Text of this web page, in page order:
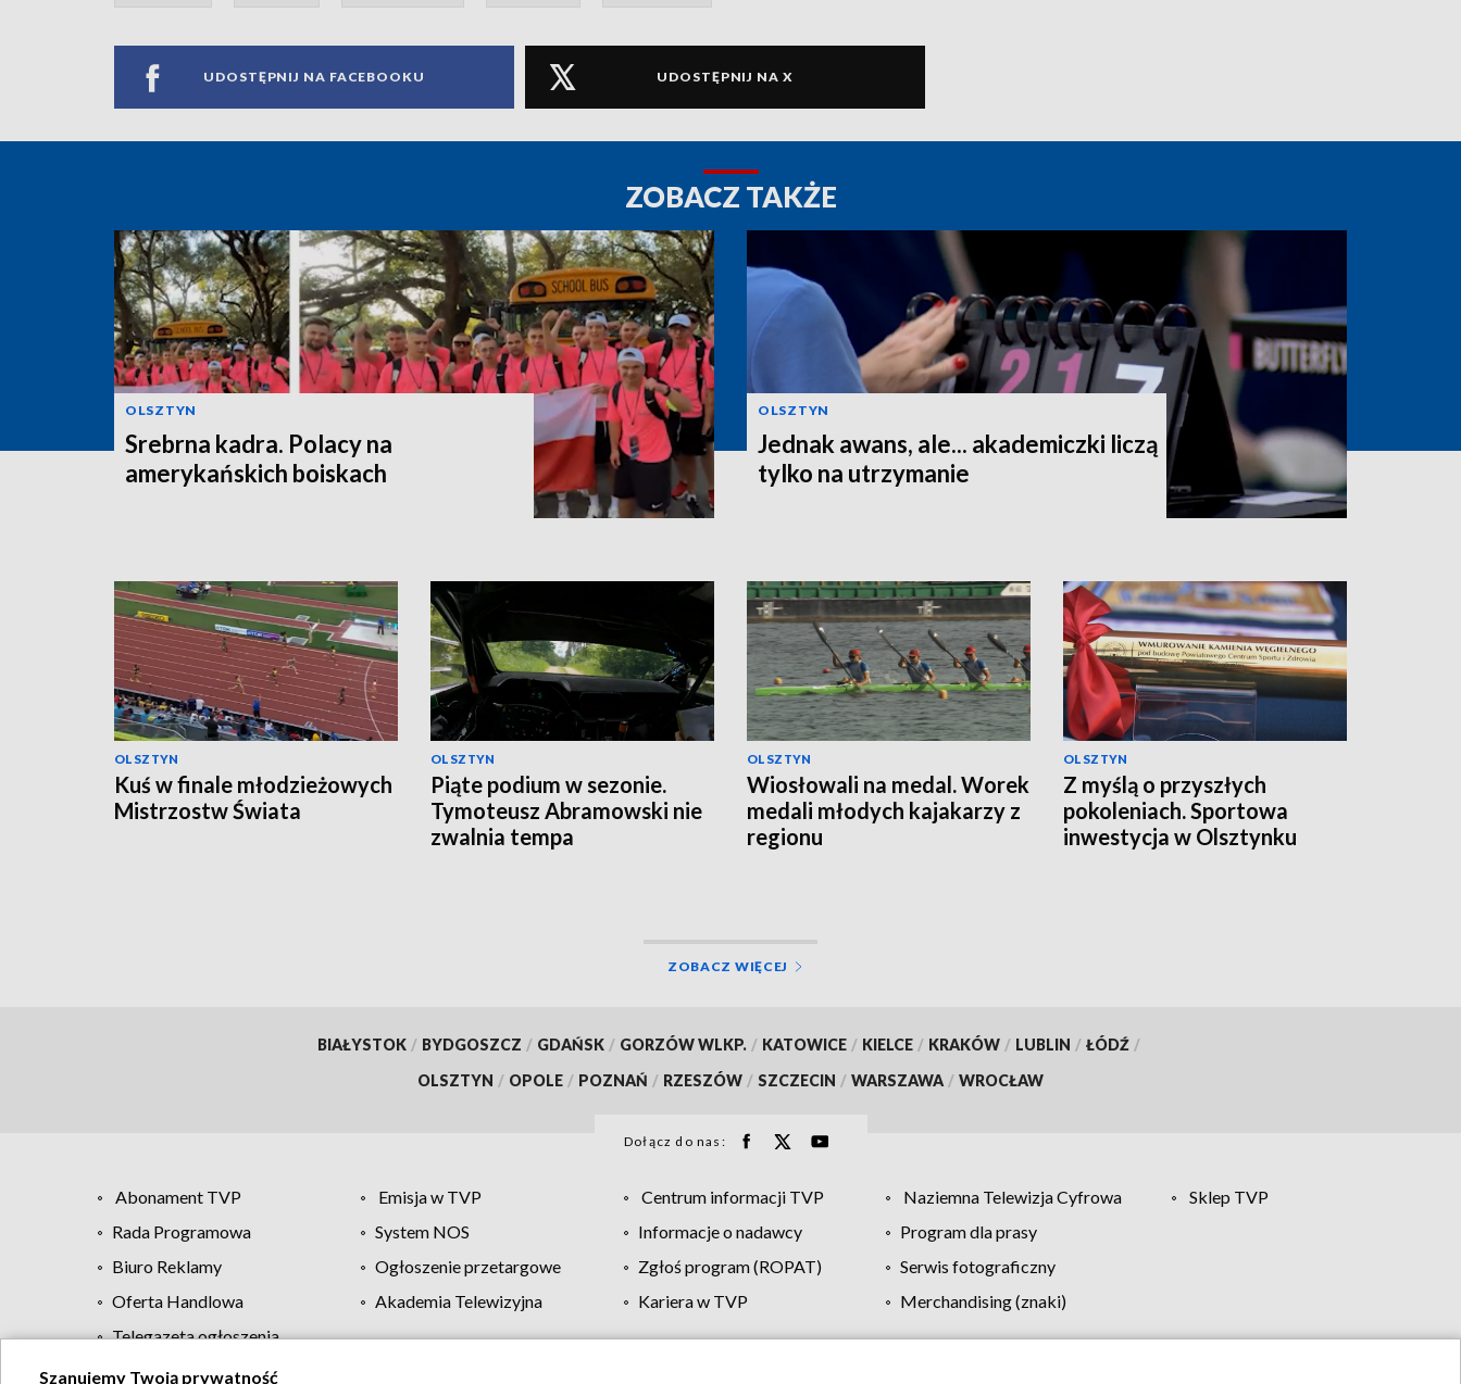
UDOSTĘPNIJ NA FACEBOOKU UDOSTĘPNIJ NA X
ZOBACZ TAKŻE
OLSZTYN
Srebrna kadra. Polacy na
amerykańskich boiskach
OLSZTYN
Jednak awans, ale... akademiczki liczą
tylko na utrzymanie
OLSZTYN
Kuś w finale młodzieżowych
Mistrzostw Świata
OLSZTYN
Piąte podium w sezonie.
Tymoteusz Abramowski nie
zwalnia tempa
OLSZTYN
Wiosłowali na medal. Worek
medali młodych kajakarzy z
regionu
OLSZTYN
Z myślą o przyszłych
pokoleniach. Sportowa
inwestycja w Olsztynku
ZOBACZ WIĘCEJ
BIAŁYSTOK / BYDGOSZCZ / GDAŃSK / GORZÓW WLKP. / KATOWICE / KIELCE / KRAKÓW / LUBLIN / ŁÓDŹ /
OLSZTYN / OPOLE / POZNAŃ / RZESZÓW / SZCZECIN / WARSZAWA / WROCŁAW
Dołącz do nas:
Abonament TVP Emisja w TVP Centrum informacji TVP Naziemna Telewizja Cyfrowa
Sklep TVP
Rada Programowa
System NOS Informacje o nadawcy
Program dla prasy
Biuro Reklamy
Ogłoszenie przetargowe Zgłoś program (ROPAT)
Serwis fotograficzny
Oferta Handlowa
Akademia Telewizyjna Kariera w TVP
Merchandising (znaki)
Telegazeta ogłoszenia
Szanujemy Twoją prywatność